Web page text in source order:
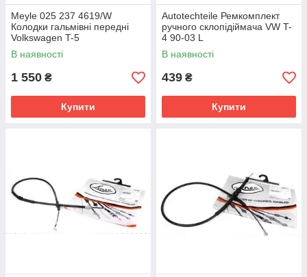
Meyle 025 237 4619/W
Колодки гальмівні передні
Volkswagen T-5
В наявності
1 550 ₴
Купити
Autotechteile Ремкомплект
ручного склопідіймача VW T-
4 90-03 L
В наявності
439 ₴
Купити